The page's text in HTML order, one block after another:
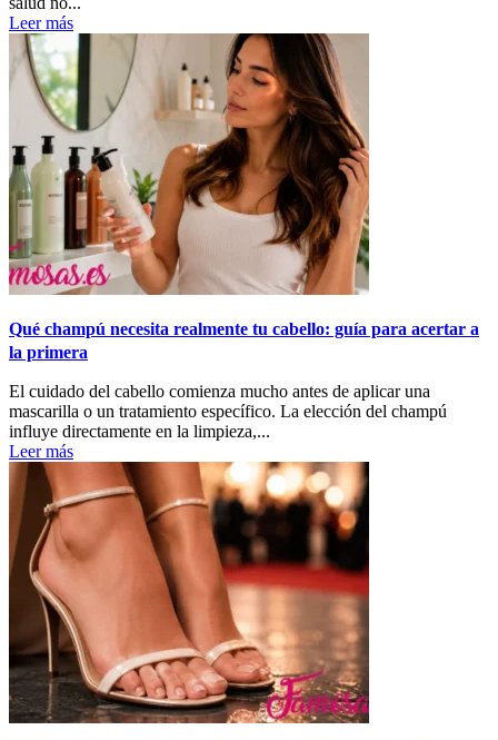
Leer más
Qué champú necesita realmente tu cabello: guía para acertar a
la primera
El cuidado del cabello comienza mucho antes de aplicar una
mascarilla o un tratamiento específico. La elección del champú
influye directamente en la limpieza,...
Leer más